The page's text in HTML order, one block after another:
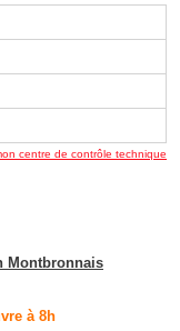
centre de contrôle technique
Montbronnais
à 8h